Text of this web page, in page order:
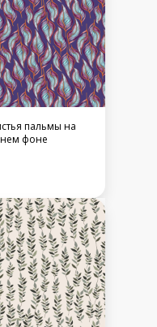
пальмы на
фоне